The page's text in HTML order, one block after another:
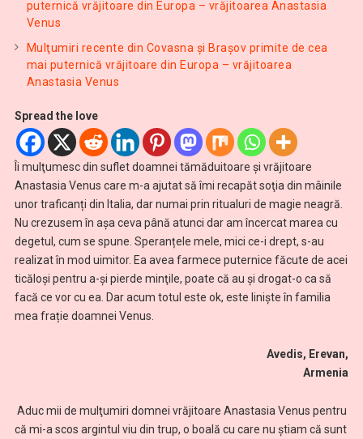
puternică vrăjitoare din Europa – vrăjitoarea Anastasia
Venus
Mulţumiri recente din Covasna și Brașov primite de cea
mai puternică vrăjitoare din Europa – vrăjitoarea
Anastasia Venus
Spread the love
Îi mulţumesc din suflet doamnei tămăduitoare și vrăjitoare
Anastasia Venus care m-a ajutat să îmi recapăt soţia din mâinile
unor traficanți din Italia, dar numai prin ritualuri de magie neagră.
Nu crezusem în așa ceva până atunci dar am încercat marea cu
degetul, cum se spune. Speranțele mele, mici ce-i drept, s-au
realizat în mod uimitor. Ea avea farmece puternice făcute de acei
ticăloși pentru a-şi pierde minţile, poate că au și drogat-o ca să
facă ce vor cu ea. Dar acum totul este ok, este liniște în familia
mea frație doamnei Venus.
Avedis, Erevan,
Armenia
Aduc mii de mulţumiri domnei vrăjitoare Anastasia Venus pentru
că mi-a scos argintul viu din trup, o boală cu care nu știam că sunt